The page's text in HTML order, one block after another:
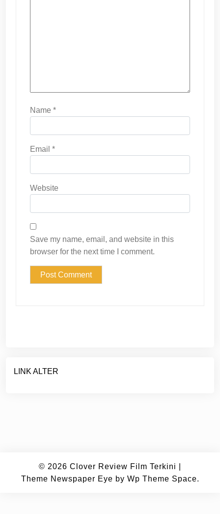
Name *
Email *
Website
Save my name, email, and website in this
browser for the next time I comment.
LINK ALTER
© 2026 Clover Review Film Terkini
Theme Newspaper Eye by Wp Theme Space.